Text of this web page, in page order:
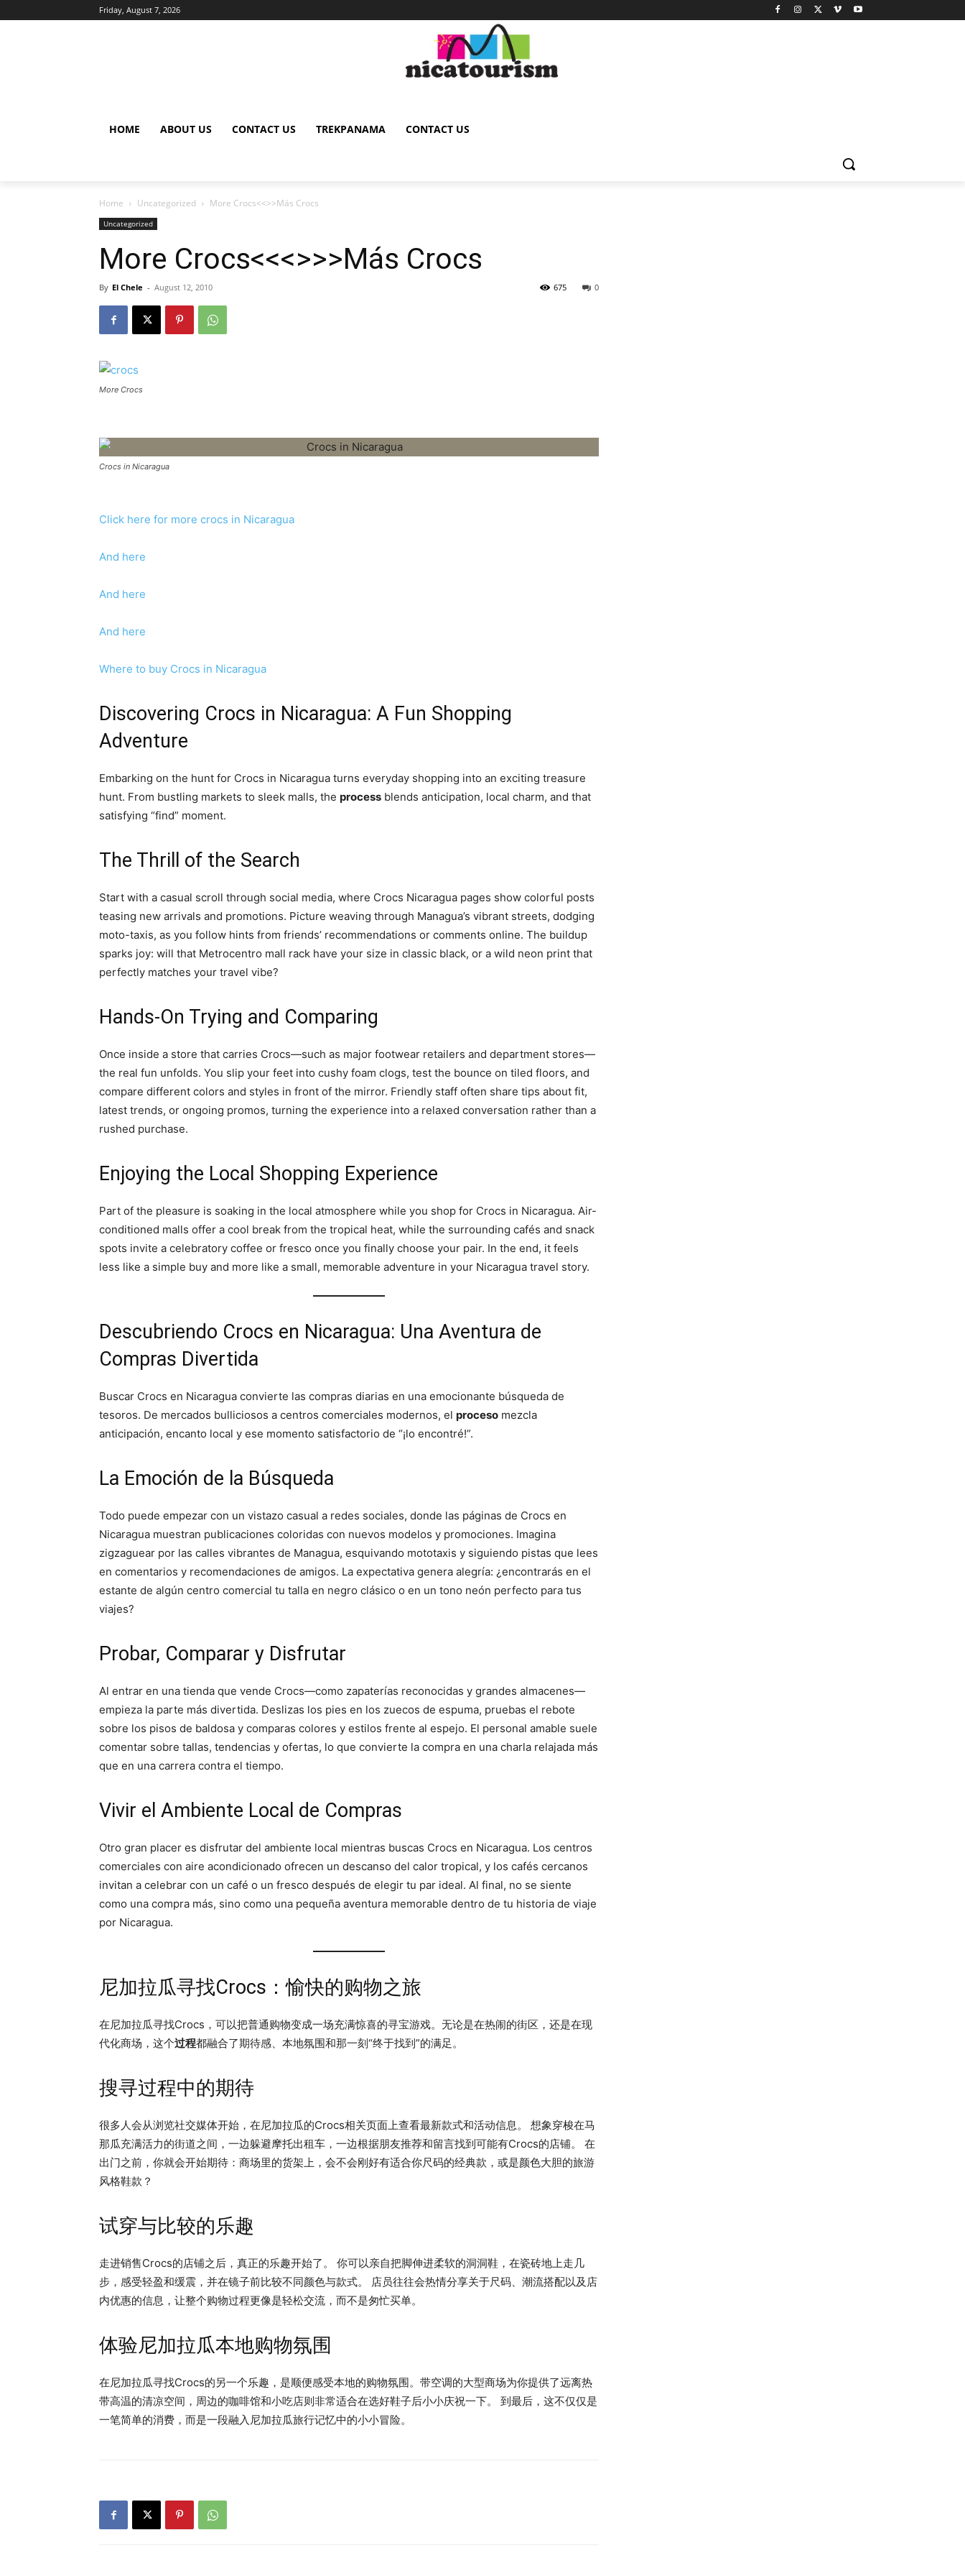
Friday, August 7, 2026
HOME ABOUT US CONTACT US TREKPANAMA CONTACT US
Home Uncategorized More Crocs<<>>Más Crocs
Uncategorized
More Crocs<<<>>>Más Crocs
By El Chele - August 12, 2010 0
675
More Crocs
Crocs in Nicaragua
Click here for more crocs in Nicaragua
And here
And here
And here
Where to buy Crocs in Nicaragua
Discovering Crocs in Nicaragua: A Fun Shopping
Adventure
Embarking on the hunt for Crocs in Nicaragua turns everyday shopping into an exciting treasure
hunt. From bustling markets to sleek malls, the process blends anticipation, local charm, and that
satisfying “find” moment.
The Thrill of the Search
Start with a casual scroll through social media, where Crocs Nicaragua pages show colorful posts
teasing new arrivals and promotions. Picture weaving through Managua’s vibrant streets, dodging
moto-taxis, as you follow hints from friends’ recommendations or comments online. The buildup
sparks joy: will that Metrocentro mall rack have your size in classic black, or a wild neon print that
perfectly matches your travel vibe?
Hands-On Trying and Comparing
Once inside a store that carries Crocs—such as major footwear retailers and department stores—
the real fun unfolds. You slip your feet into cushy foam clogs, test the bounce on tiled floors, and
compare different colors and styles in front of the mirror. Friendly staff often share tips about fit,
latest trends, or ongoing promos, turning the experience into a relaxed conversation rather than a
rushed purchase.
Enjoying the Local Shopping Experience
Part of the pleasure is soaking in the local atmosphere while you shop for Crocs in Nicaragua. Air-
conditioned malls offer a cool break from the tropical heat, while the surrounding cafés and snack
spots invite a celebratory coffee or fresco once you finally choose your pair. In the end, it feels
less like a simple buy and more like a small, memorable adventure in your Nicaragua travel story.
Descubriendo Crocs en Nicaragua: Una Aventura de
Compras Divertida
Buscar Crocs en Nicaragua convierte las compras diarias en una emocionante búsqueda de
tesoros. De mercados bulliciosos a centros comerciales modernos, el proceso mezcla
anticipación, encanto local y ese momento satisfactorio de “¡lo encontré!”.
La Emoción de la Búsqueda
Todo puede empezar con un vistazo casual a redes sociales, donde las páginas de Crocs en
Nicaragua muestran publicaciones coloridas con nuevos modelos y promociones. Imagina
zigzaguear por las calles vibrantes de Managua, esquivando mototaxis y siguiendo pistas que lees
en comentarios y recomendaciones de amigos. La expectativa genera alegría: ¿encontrarás en el
estante de algún centro comercial tu talla en negro clásico o en un tono neón perfecto para tus
viajes?
Probar, Comparar y Disfrutar
Al entrar en una tienda que vende Crocs—como zapaterías reconocidas y grandes almacenes—
empieza la parte más divertida. Deslizas los pies en los zuecos de espuma, pruebas el rebote
sobre los pisos de baldosa y comparas colores y estilos frente al espejo. El personal amable suele
comentar sobre tallas, tendencias y ofertas, lo que convierte la compra en una charla relajada más
que en una carrera contra el tiempo.
Vivir el Ambiente Local de Compras
Otro gran placer es disfrutar del ambiente local mientras buscas Crocs en Nicaragua. Los centros
comerciales con aire acondicionado ofrecen un descanso del calor tropical, y los cafés cercanos
invitan a celebrar con un café o un fresco después de elegir tu par ideal. Al final, no se siente
como una compra más, sino como una pequeña aventura memorable dentro de tu historia de viaje
por Nicaragua.
尼加拉瓜寻找Crocs：愉快的购物之旅
在尼加拉瓜寻找Crocs，可以把普通购物变成一场充满惊喜的寻宝游戏。无论是在热闹的街区，还是在现
代化商场，这个过程都融合了期待感、本地氛围和那一刻“终于找到”的满足。
搜寻过程中的期待
很多人会从浏览社交媒体开始，在尼加拉瓜的Crocs相关页面上查看最新款式和活动信息。 想象穿梭在马
那瓜充满活力的街道之间，一边躲避摩托出租车，一边根据朋友推荐和留言找到可能有Crocs的店铺。 在
出门之前，你就会开始期待：商场里的货架上，会不会刚好有适合你尺码的经典款，或是颜色大胆的旅游
风格鞋款？
试穿与比较的乐趣
走进销售Crocs的店铺之后，真正的乐趣开始了。 你可以亲自把脚伸进柔软的洞洞鞋，在瓷砖地上走几
步，感受轻盈和缓震，并在镜子前比较不同颜色与款式。 店员往往会热情分享关于尺码、潮流搭配以及店
内优惠的信息，让整个购物过程更像是轻松交流，而不是匆忙买单。
体验尼加拉瓜本地购物氛围
在尼加拉瓜寻找Crocs的另一个乐趣，是顺便感受本地的购物氛围。带空调的大型商场为你提供了远离热
带高温的清凉空间，周边的咖啡馆和小吃店则非常适合在选好鞋子后小小庆祝一下。 到最后，这不仅仅是
一笔简单的消费，而是一段融入尼加拉瓜旅行记忆中的小小冒险。